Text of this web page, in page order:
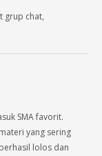
grup chat,
SMA favorit.
yang sering
lolos dan